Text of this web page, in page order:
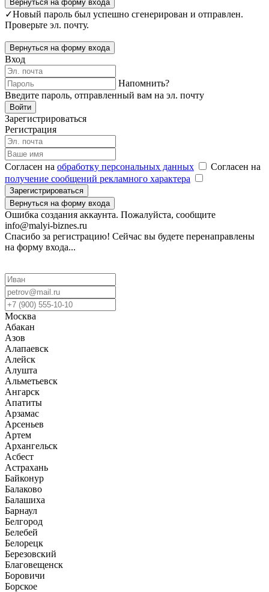
Вернуться на форму входа
✓Новый пароль был успешно сгенерирован и отправлен.
Проверьте эл. почту.
Вернуться на форму входа
Вход
Напомнить?
Введите пароль, отправленный вам на эл. почту
Войти
Зарегистрироваться
Регистрация
Согласен на обработку персональных данных
Согласен на
получение сообщений рекламного характера
Зарегистрироваться
Вернуться на форму входа
Ошибка создания аккаунта. Пожалуйста, сообщите
info@malyi-biznes.ru
Спасибо за регистрацию! Сейчас вы будете перенаправлены
на форму входа...
Москва
Абакан
Азов
Алапаевск
Алейск
Алушта
Альметьевск
Ангарск
Апатиты
Арзамас
Арсеньев
Артем
Архангельск
Асбест
Астрахань
Байконур
Балаково
Балашиха
Барнаул
Белгород
Белебей
Белорецк
Березовский
Благовещенск
Боровичи
Борское